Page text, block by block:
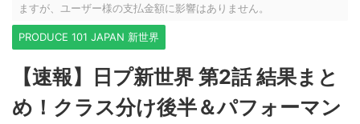
ますが、ユーザー様の支払金額に影響はありません。
PRODUCE 101 JAPAN 新世界
【速報】日プ新世界 第2話 結果まと
め！クラス分け後半＆パフォーマン